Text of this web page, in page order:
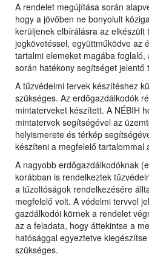
A rendelet megújítása során
hogy a jövőben ne bonyolult
kerüljenek elbírálásra az
jogkövetéssel, együttműködve az
tartalmi elemeket magába
során hatékony segítséget jelentő
A tűzvédelmi tervek készítéshez
szükséges. Az erdőgazdálkodók
mintaterveket készített. A NÉBIH
mintatervek segítségével az
helyismerete és térkép
készíteni a megfelelő tartalommal
A nagyobb erdőgazdálkodóknak
korábban is rendelkeztek
a tűzoltóságok rendelkezésére
megfelelő volt. A védelmi tervvel
gazdálkodói körnek a rendelet
az a feladata, hogy áttekintse a
hatósággal egyeztetve
szükséges.